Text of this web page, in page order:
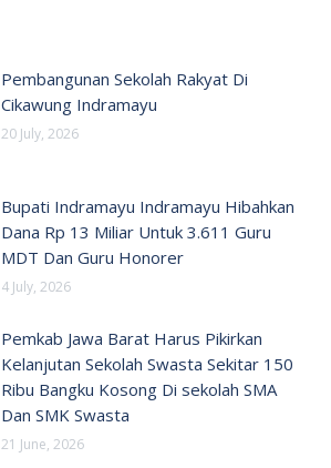
Pembangunan Sekolah Rakyat Di
Cikawung Indramayu
20 July, 2026
Bupati Indramayu Indramayu Hibahkan
Dana Rp 13 Miliar Untuk 3.611 Guru
MDT Dan Guru Honorer
4 July, 2026
Pemkab Jawa Barat Harus Pikirkan
Kelanjutan Sekolah Swasta Sekitar 150
Ribu Bangku Kosong Di sekolah SMA
Dan SMK Swasta
21 June, 2026